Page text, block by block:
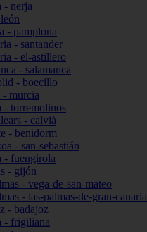
- nerja
- pamplona
- santander
- el-astillero
- salamanca
- boecillo
murcia
- torremolinos
- calvià
- benidorm
- san-sebastián
- fuengirola
- gijón
- vega-de-san-mateo
- las-palmas-de-gran-canaria
- badajoz
- frigiliana